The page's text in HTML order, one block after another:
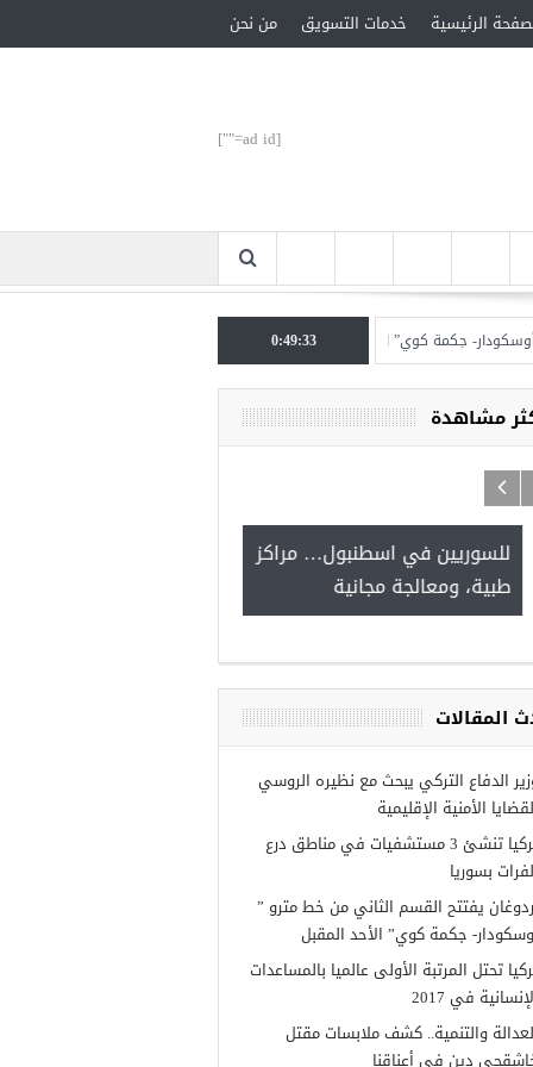
الرئيسية خدمات التسويق من نحن
[ad id=""]
جكمة كوي” الأحد المقبل
تركيا تحتل المرتبة الأولى عالميا بالمساعدات الإنسانية
0:49:33
مشاهدة
فرص عمل للسوريين في
عنتاب
المقالات
الدفاع التركي يبحث مع نظيره الروسي
الأمنية الإقليمية
تركيا تنشئ 3 مستشفيات في مناطق درع
بسوريا
يفتتح القسم الثاني من خط مترو ”
جكمة كوي” الأحد المقبل